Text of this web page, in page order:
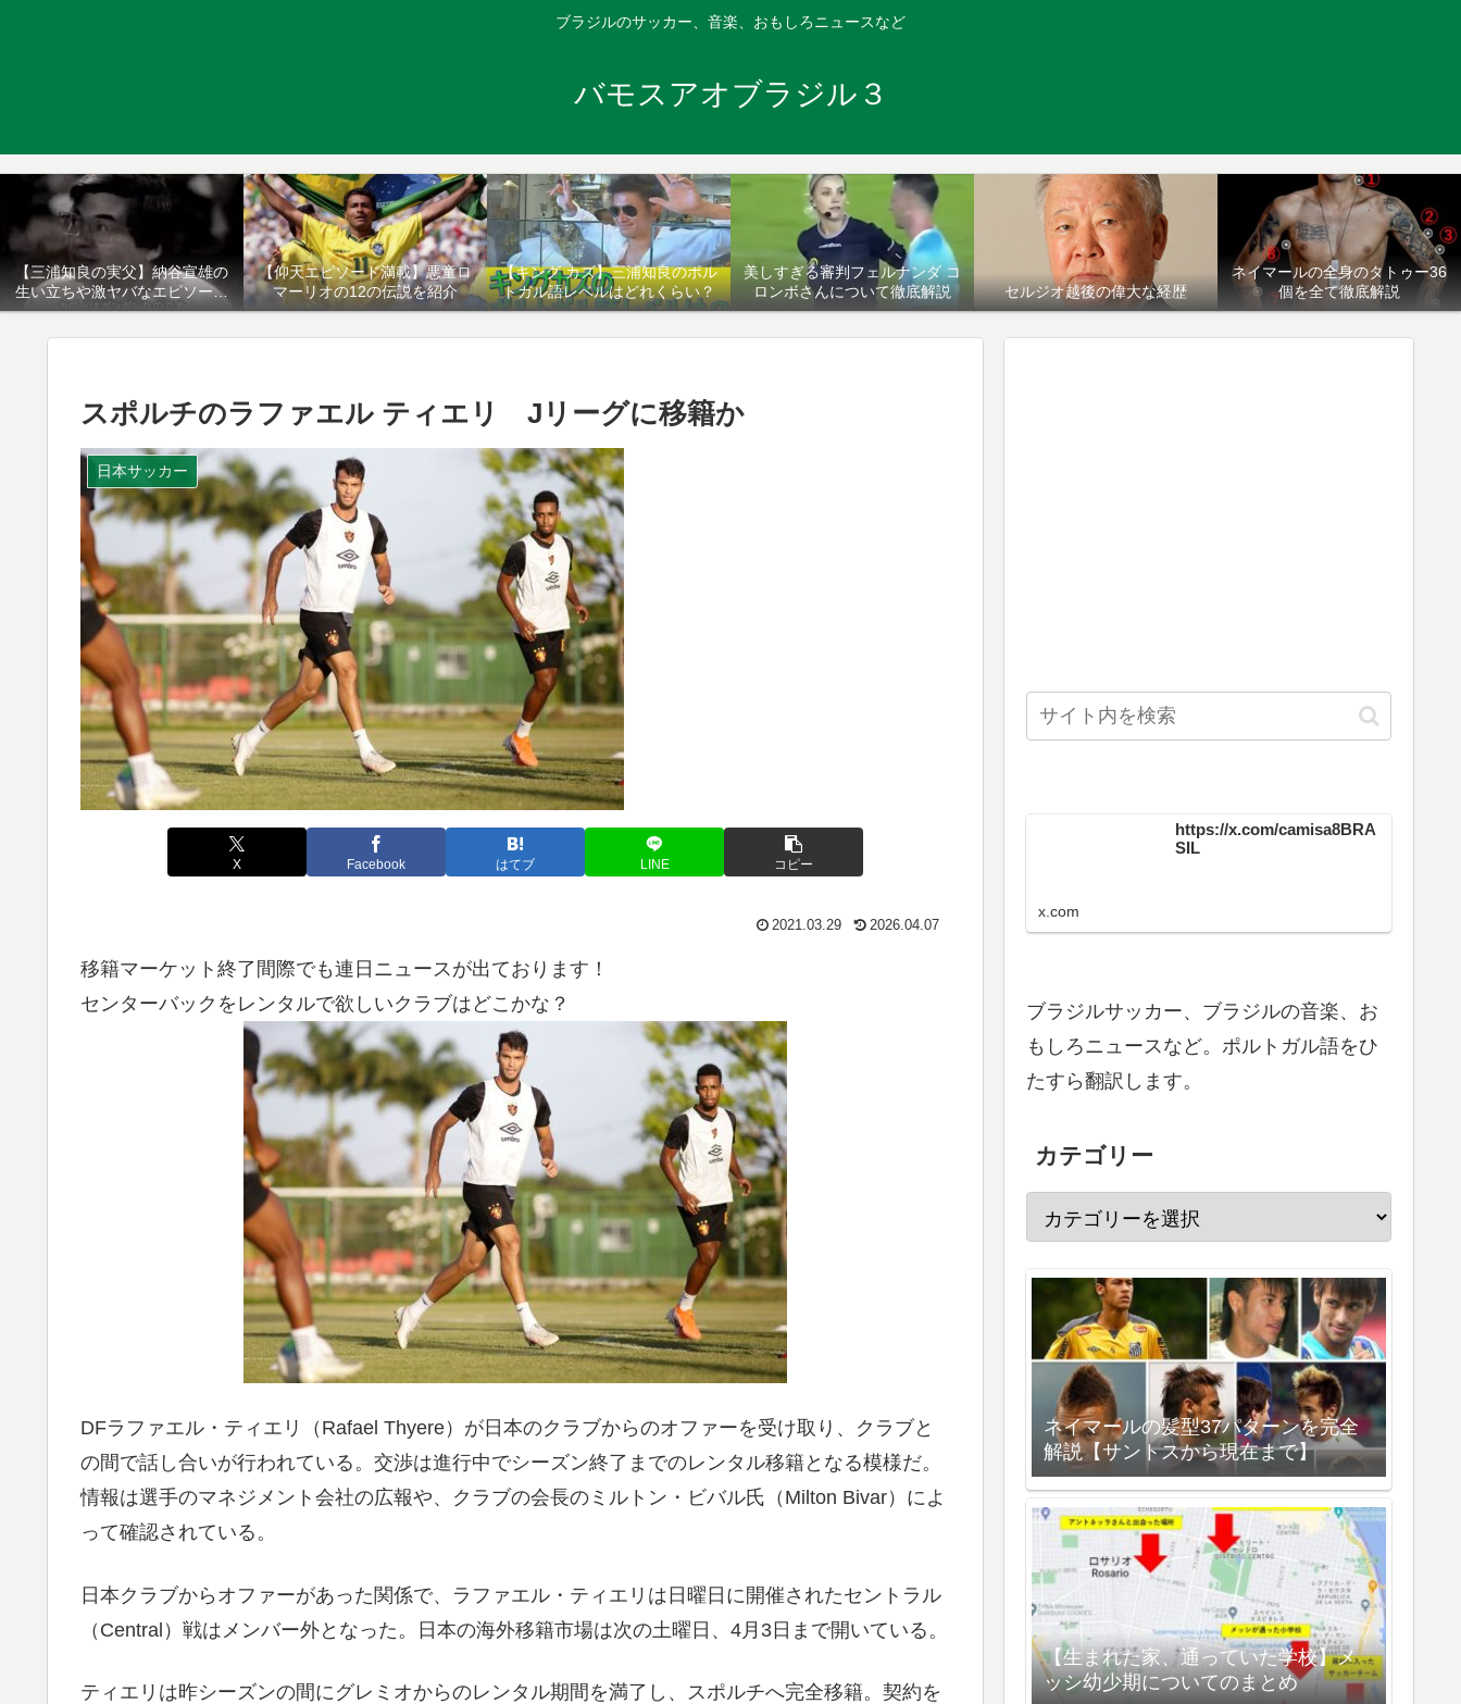
ブラジルのサッカー、音楽、おもしろニュースなど
バモスアオブラジル３
【三浦知良の実父】納谷宣雄の
生い立ちや激ヤバなエピソード
について
【仰天エピソード満載】悪童ロ
マーリオの12の伝説を紹介
【キング カズ】三浦知良のポル
トガル語レベルはどれくらい？
美しすぎる審判フェルナンダ コ
ロンボさんについて徹底解説
セルジオ越後の偉大な経歴
ネイマールの全身のタトゥー36
個を全て徹底解説
スポルチのラファエル ティエリ Jリーグに移籍か
日本サッカー
X Facebook はてブ LINE コピー
2021.03.29 2026.04.07
移籍マーケット終了間際でも連日ニュースが出ております！
センターバックをレンタルで欲しいクラブはどこかな？
DFラファエル・ティエリ（Rafael Thyere）が日本のクラブからのオファーを受け取り、クラブと
の間で話し合いが行われている。交渉は進行中でシーズン終了までのレンタル移籍となる模様だ。
情報は選手のマネジメント会社の広報や、クラブの会長のミルトン・ビバル氏（Milton Bivar）によ
って確認されている。
日本クラブからオファーがあった関係で、ラファエル・ティエリは日曜日に開催されたセントラル
（Central）戦はメンバー外となった。日本の海外移籍市場は次の土曜日、4月3日まで開いている。
ティエリは昨シーズンの間にグレミオからのレンタル期間を満了し、スポルチへ完全移籍。契約を
https://x.com/camisa8BRA
SIL
x.com
ブラジルサッカー、ブラジルの音楽、お
もしろニュースなど。ポルトガル語をひ
たすら翻訳します。
カテゴリー
ネイマールの髪型37パターンを完全
解説【サントスから現在まで】
【生まれた家、通っていた学校】メ
ッシ幼少期についてのまとめ